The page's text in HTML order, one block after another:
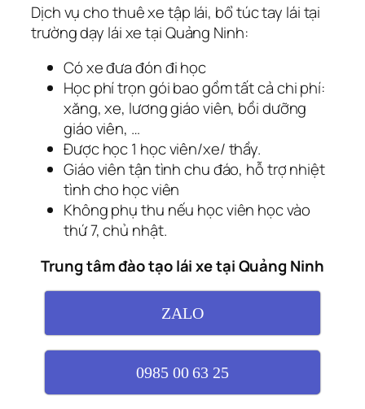
Dịch vụ cho thuê xe tập lái, bổ túc tay lái tại
trường dạy lái xe tại Quảng Ninh:
Có xe đưa đón đi học
Học phí trọn gói bao gồm tất cả chi phí:
xăng, xe, lương giáo viên, bồi dưỡng
giáo viên, …
Được học 1 học viên/xe/ thầy.
Giáo viên tận tình chu đáo, hỗ trợ nhiệt
tình cho học viên
Không phụ thu nếu học viên học vào
thứ 7, chủ nhật.
Trung tâm đào tạo lái xe tại Quảng Ninh
ZALO
0985 00 63 25